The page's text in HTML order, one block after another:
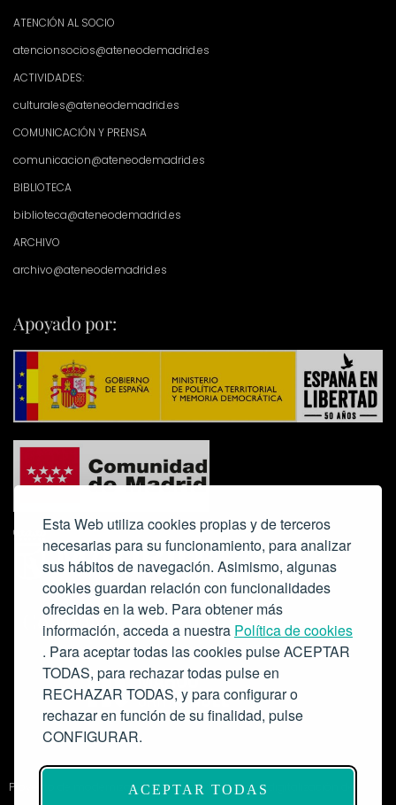
Esta Web utiliza cookies propias y de terceros
necesarias para su funcionamiento, para analizar
sus hábitos de navegación. Asimismo, algunas
cookies guardan relación con funcionalidades
ofrecidas en la web. Para obtener más
información, acceda a nuestra Política de cookies
. Para aceptar todas las cookies pulse ACEPTAR
TODAS, para rechazar todas pulse en
RECHAZAR TODAS, y para configurar o
rechazar en función de su finalidad, pulse
CONFIGURAR.
ACEPTAR TODAS
ATENCIÓN AL SOCIO
atencionsocios@ateneodemadrid.es
ACTIVIDADES:
culturales@ateneodemadrid.es
COMUNICACIÓN Y PRENSA
comunicacion@ateneodemadrid.es
BIBLIOTECA
biblioteca@ateneodemadrid.es
ARCHIVO
archivo@ateneodemadrid.es
Apoyado por:
Colabora:
Proyecto de modernización de infraestructuras y digitalización del